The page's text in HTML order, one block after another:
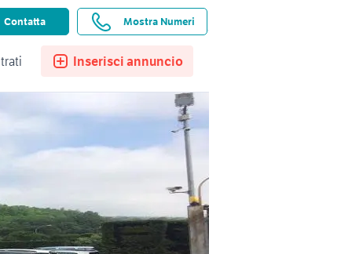
Ricerche salvate Preferiti
Inserisci annuncio
Contatta Mostra Numeri